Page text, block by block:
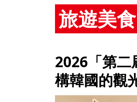
旅遊美食
2026「第二
構韓國的觀